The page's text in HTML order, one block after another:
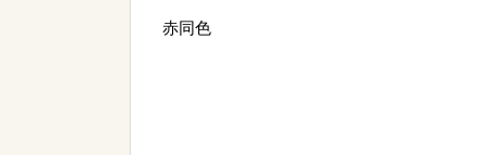
赤同色